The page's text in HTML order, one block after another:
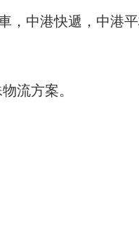
，中港快遞，中港
流方案。